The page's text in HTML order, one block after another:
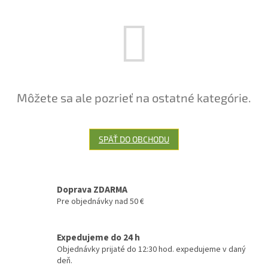
Môžete sa ale pozrieť na ostatné kategórie.
SPÄŤ DO OBCHODU
Doprava ZDARMA
Pre objednávky nad 50 €
Expedujeme do 24 h
Objednávky prijaté do 12:30 hod. expedujeme v daný
deň.